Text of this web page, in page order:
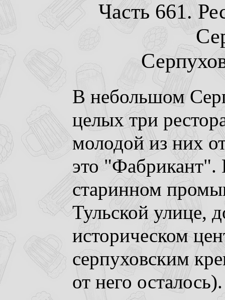
Часть 661.
В небольшом
целых три
молодой из них
это "Фабрикант".
старинном
Тульской улице,
историческом
серпуховским
от него